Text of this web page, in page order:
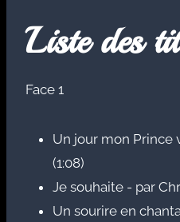
Liste des
Face 1
Un jour mon Prince
(1:08)
Je souhaite - par
Un sourire en